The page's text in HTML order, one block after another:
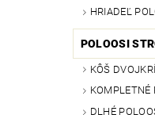
HRIADEĽ
POLOOSI
KÔŠ
KOMPLETNÉ
DLHÉ